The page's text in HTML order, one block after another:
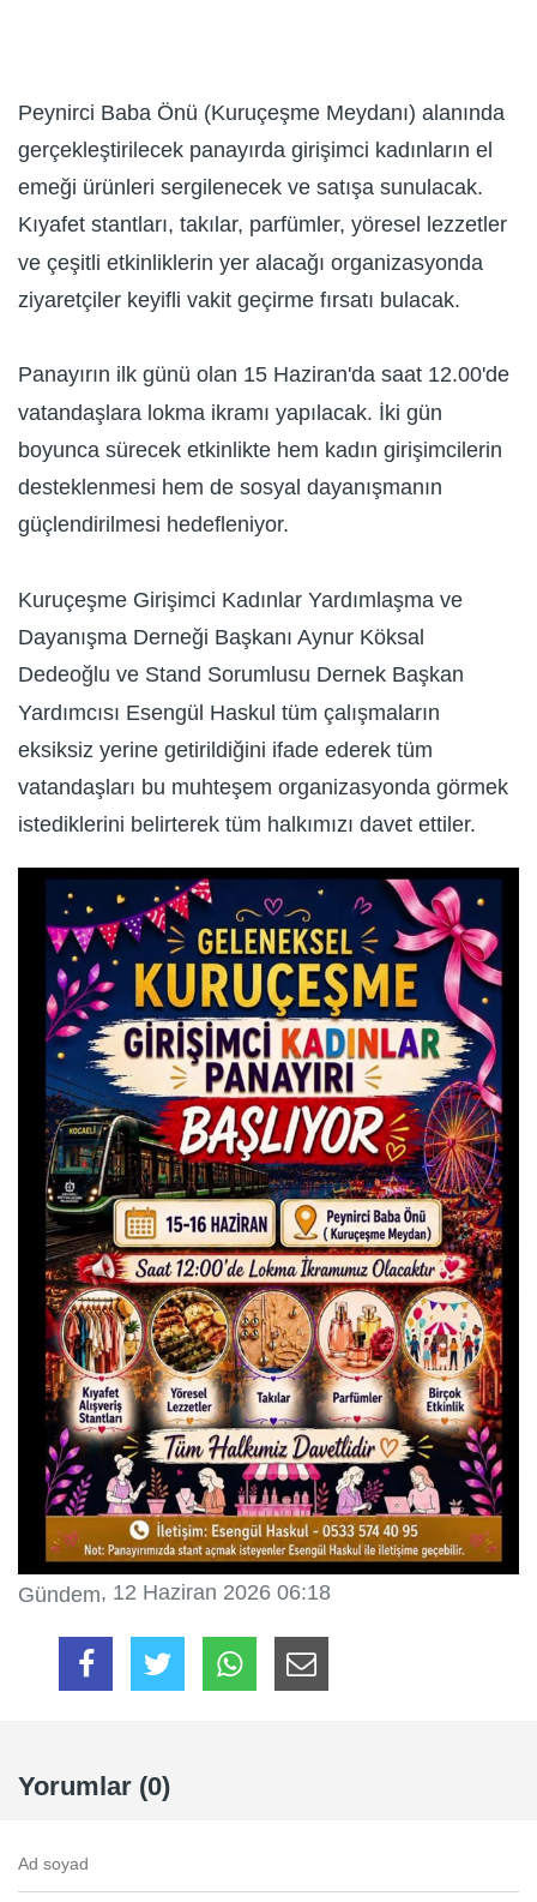
Peynirci Baba Önü (Kuruçeşme Meydanı) alanında
gerçekleştirilecek panayırda girişimci kadınların el
emeği ürünleri sergilenecek ve satışa sunulacak.
Kıyafet stantları, takılar, parfümler, yöresel lezzetler
ve çeşitli etkinliklerin yer alacağı organizasyonda
ziyaretçiler keyifli vakit geçirme fırsatı bulacak.
Panayırın ilk günü olan 15 Haziran'da saat 12.00'de
vatandaşlara lokma ikramı yapılacak. İki gün
boyunca sürecek etkinlikte hem kadın girişimcilerin
desteklenmesi hem de sosyal dayanışmanın
güçlendirilmesi hedefleniyor.
Kuruçeşme Girişimci Kadınlar Yardımlaşma ve
Dayanışma Derneği Başkanı Aynur Köksal
Dedeoğlu ve Stand Sorumlusu Dernek Başkan
Yardımcısı Esengül Haskul tüm çalışmaların
eksiksiz yerine getirildiğini ifade ederek tüm
vatandaşları bu muhteşem organizasyonda görmek
istediklerini belirterek tüm halkımızı davet ettiler.
Gündem, 12 Haziran 2026 06:18
Yorumlar (0)